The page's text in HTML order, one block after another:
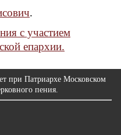
.
с участием
епархии.
при Патриархе Московском
пения.